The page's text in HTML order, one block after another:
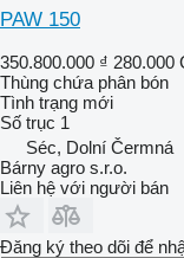
PAW 150
350.800.000 ₫ 280.000
Thùng chứa phân bón
Tình trạng mới
Số trục 1
Séc, Dolní Čermná
Bárny agro s.r.o.
Liên hệ với người bán
Đăng ký theo dõi để